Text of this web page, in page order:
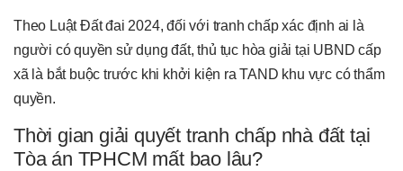
Theo Luật Đất đai 2024, đối với tranh chấp xác định ai là
người có quyền sử dụng đất, thủ tục hòa giải tại UBND cấp
xã là bắt buộc trước khi khởi kiện ra TAND khu vực có thẩm
quyền.
Thời gian giải quyết tranh chấp nhà đất tại
Tòa án TPHCM mất bao lâu?